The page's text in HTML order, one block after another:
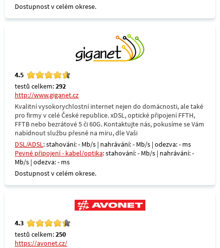
Dostupnost v celém okrese.
4.5
testů celkem:292
http://www.giganet.cz
Kvalitní vysokorychlostní internet nejen do domácnosti, ale také
pro firmy v celé České republice. xDSL, optické připojení FFTH,
FFTB nebo bezrátové 5 či 60G. Kontaktujte nás, pokusíme se Vám
nabídnout službu přesně na míru, dle Vaši
DSL/ADSL: stahování: - Mb/s | nahrávání: - Mb/s | odezva: - ms
Pevné připojení - kabel/optika: stahování: - Mb/s | nahrávání: -
Mb/s | odezva: - ms
Dostupnost v celém okrese.
4.3
testů celkem:250
https://avonet.cz/